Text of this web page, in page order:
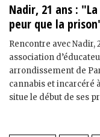
Nadir, 21 ans :
peur que la
Rencontre avec Nadir,
association
arrondissement de
cannabis et incarcéré
situe le début de ses